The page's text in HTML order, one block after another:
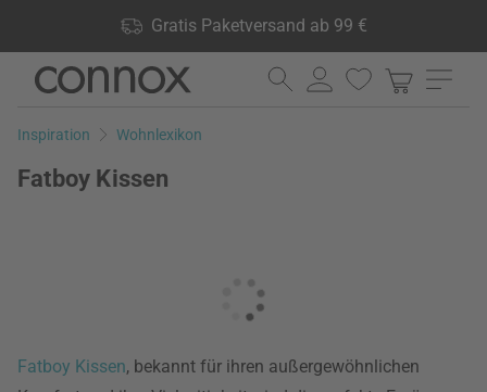
Gratis Paketversand ab 99 €
lagernd, 60 Tage Rückgaberecht
Direkt
Seiteninhalt
Direkt
Suchfeld
Inspiration Wohnlexikon
Fatboy Kissen
Fatboy Kissen, bekannt für ihren außergewöhnlichen